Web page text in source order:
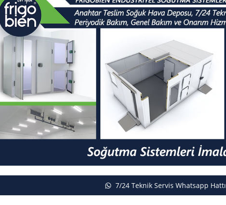
7/24 Teknik Servis Whatsapp Hattı